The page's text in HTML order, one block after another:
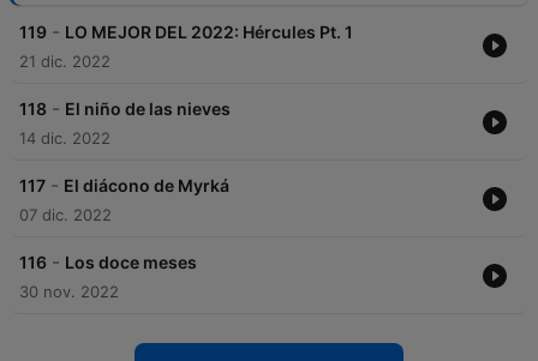
119 - LO MEJOR DEL 2022: Hércules Pt. 1
21 dic. 2022
118 - El niño de las nieves
14 dic. 2022
117 - El diácono de Myrká
07 dic. 2022
116 - Los doce meses
30 nov. 2022